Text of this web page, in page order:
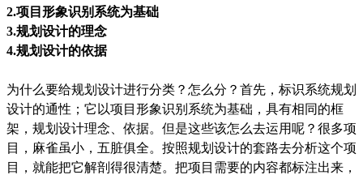
2.项目形象识别系统为基础
3.规划设计的理念
4.规划设计的依据
为什么要给规划设计进行分类 ？ 怎么分 ？ 首先 ， 标识系统规划
设计的通性 ； 它 以项目形象识别系统为基础 ，具有相同的框
架， 规划设计理念 依据。 但是这些该怎么去运用 呢？ 很多项
目
， 麻雀虽小 ， 五脏俱全。 按照规划设计的套路去分析这个项
目
， 就能把它解剖得很清楚。把项目 需要的内容都标注出来 ，